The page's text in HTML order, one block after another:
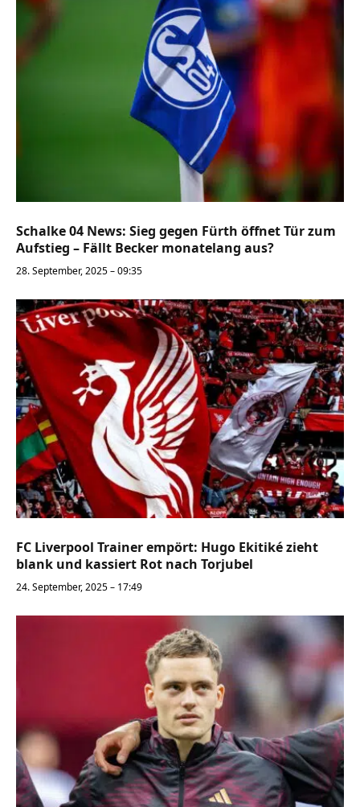
Schalke 04 News: Sieg gegen Fürth öffnet Tür zum
Aufstieg – Fällt Becker monatelang aus?
28. September, 2025 – 09:35
FC Liverpool Trainer empört: Hugo Ekitiké zieht
blank und kassiert Rot nach Torjubel
24. September, 2025 – 17:49